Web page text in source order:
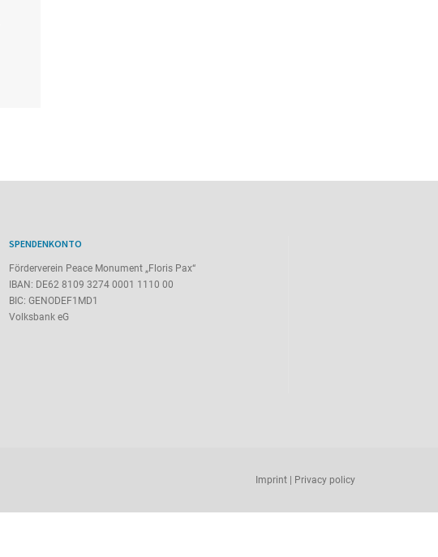
SPENDENKONTO
Förderverein Peace Monument „Floris Pax“
IBAN: DE62 8109 3274 0001 1110 00
BIC: GENODEF1MD1
Volksbank eG
Imprint Privacy policy